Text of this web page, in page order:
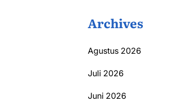
Archives
Agustus 2026
Juli 2026
Juni 2026